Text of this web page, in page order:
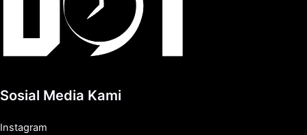
Sosial Media Kami
Instagram